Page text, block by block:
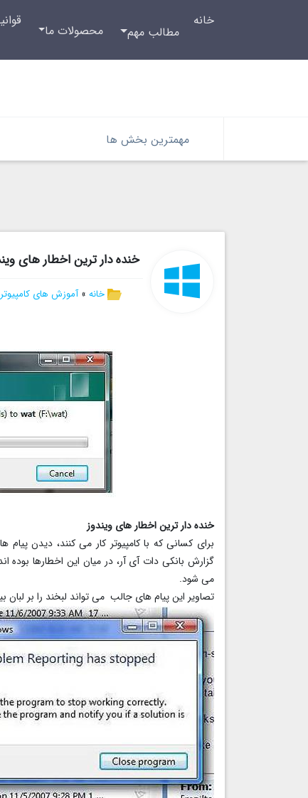
خانه
مطالب مهم محصولات ما
مهمترین بخش ها
خنده دار ترین اخطار های
خانه »آموزش های کامپیوتر
خنده دار ترین اخطار های ویندوز
برای کسانی که با کامپیوتر کار می کنند، دیدن
گزارش بانکی دات آی آر، در میان این اخطارها
می شود.
تصاویر این پیام های جالب می تواند لبخند را بر لبان